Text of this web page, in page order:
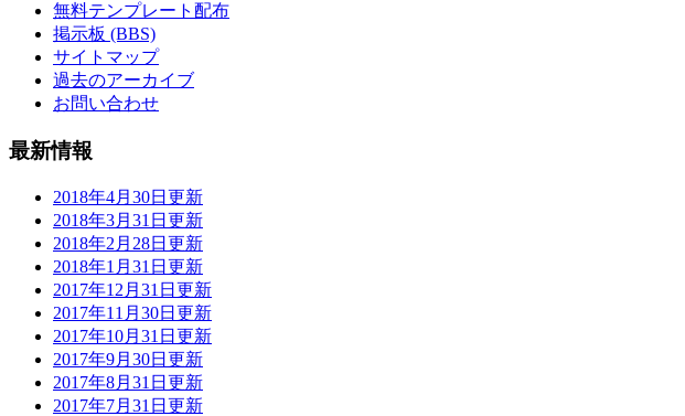
無料テンプレート配布
掲示板 (BBS)
サイトマップ
過去のアーカイブ
お問い合わせ
最新情報
2018年4月30日更新
2018年3月31日更新
2018年2月28日更新
2018年1月31日更新
2017年12月31日更新
2017年11月30日更新
2017年10月31日更新
2017年9月30日更新
2017年8月31日更新
2017年7月31日更新